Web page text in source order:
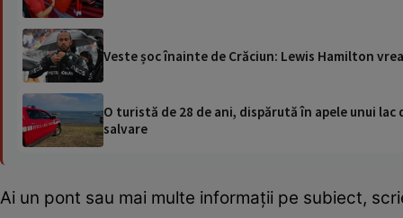
Veste șoc înainte de Crăciun: Lewis Hamilton
O turistă de 28 de ani, dispărută în apele unui
salvare
Ai un pont sau mai multe informații pe subiect,